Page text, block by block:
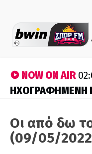
NOW ON AIR
ΗΧΟΓΡΑΦΗΜΕΝΗ
Οι από δω
(09/05/